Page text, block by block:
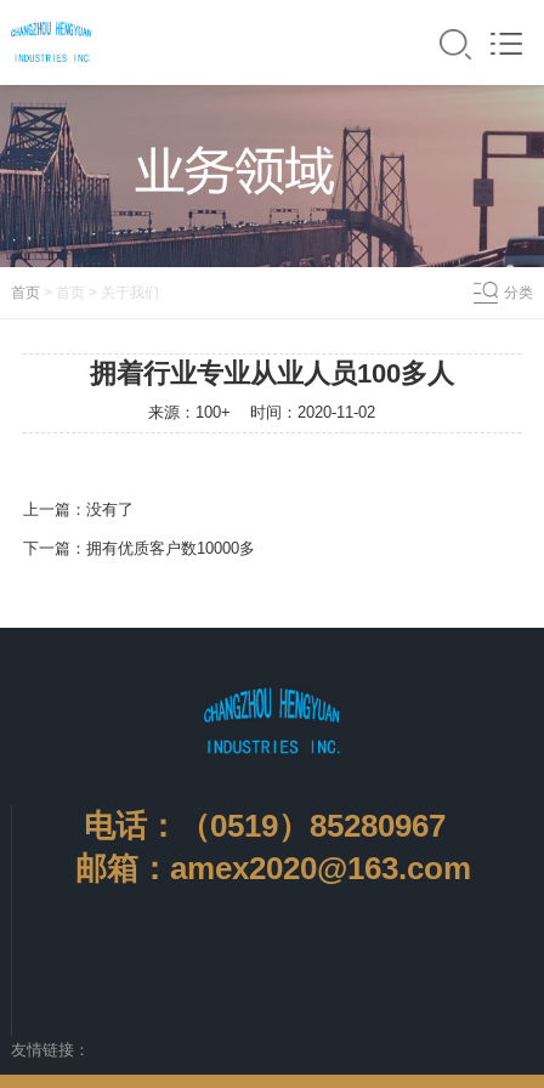
首页> 首页 > 关于 我们 分类
拥着行业专业从业人员100多人
来源：100+ 时间： 2020-11-02
上一篇： 没有了
下一篇： 拥有优质客户数10000多
电话：（0519）85280967
邮箱：amex2020@163.com
友情链接：